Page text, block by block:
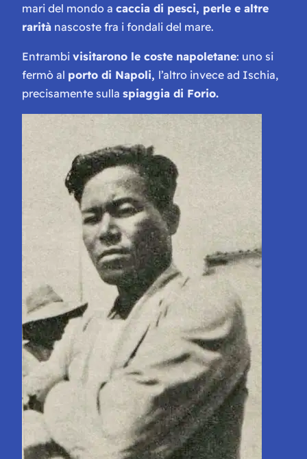
mari del mondo a caccia di pesci, perle e altre
rarità nascoste fra i fondali del mare.
Entrambi visitarono le coste napoletane: uno si
fermò al porto di Napoli, l’altro invece ad Ischia,
precisamente sulla spiaggia di Forio.